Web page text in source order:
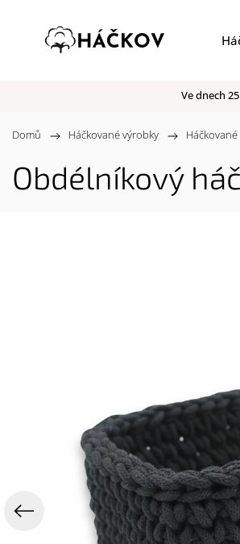
Ve dnech
Domů / Háčkované výrobky /
Obdélníkový